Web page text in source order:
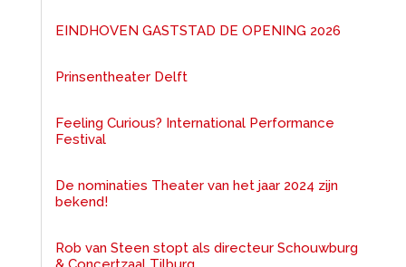
EINDHOVEN GASTSTAD DE OPENING 2026
Prinsentheater Delft
Feeling Curious? International Performance
Festival
De nominaties Theater van het jaar 2024 zijn
bekend!
Rob van Steen stopt als directeur Schouwburg